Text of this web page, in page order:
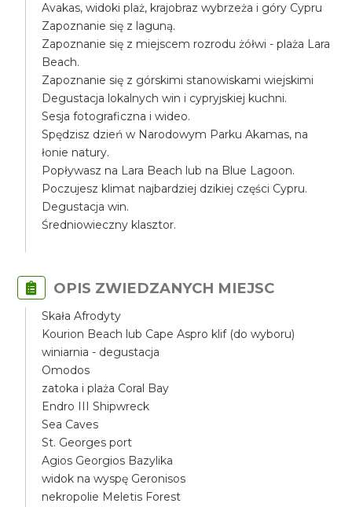
Avakas, widoki plaż, krajobraz wybrzeża i góry Cypru
Zapoznanie się z laguną.
Zapoznanie się z miejscem rozrodu żółwi - plaża Lara
Beach.
Zapoznanie się z górskimi stanowiskami wiejskimi
Degustacja lokalnych win i cypryjskiej kuchni.
Sesja fotograficzna i wideo.
Spędzisz dzień w Narodowym Parku Akamas, na
łonie natury.
Popływasz na Lara Beach lub na Blue Lagoon.
Poczujesz klimat najbardziej dzikiej części Cypru.
Degustacja win.
Średniowieczny klasztor.
OPIS ZWIEDZANYCH MIEJSC
Skała Afrodyty
Kourion Beach lub Cape Aspro klif (do wyboru)
winiarnia - degustacja
Omodos
zatoka i plaża Coral Bay
Endro III Shipwreck
Sea Caves
St. Georges port
Agios Georgios Bazylika
widok na wyspę Geronisos
nekropolie Meletis Forest